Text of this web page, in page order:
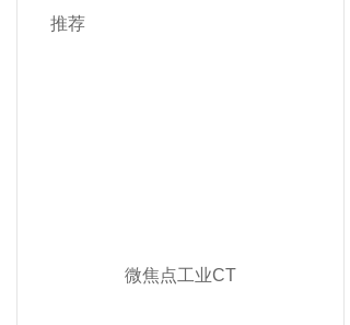
推荐
微焦点工业CT